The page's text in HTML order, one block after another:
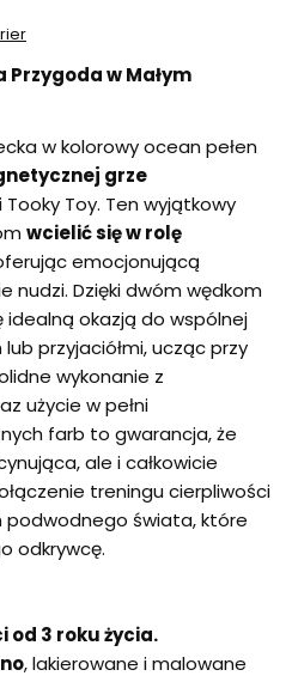
Przygoda w Małym
w kolorowy ocean pełen
grze
Tooky Toy. Ten wyjątkowy
wcielić się w rolę
emocjonującą
nudzi. Dzięki dwóm wędkom
okazją do wspólnej
przyjaciółmi, ucząc przy
wykonanie z
użycie w pełni
farb to gwarancja, że
ale i całkowicie
treningu cierpliwości
podwodnego świata, które
odkrywcę.
od 3 roku życia.
, lakierowane i malowane